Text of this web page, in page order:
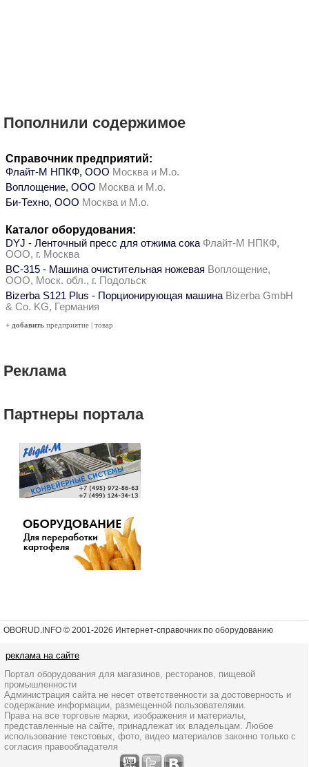
Пополнили содержимое
Справочник предприятий:
Флайт-М НПКФ, ООО Москва и М.о.
Воплощение, ООО Москва и М.о.
Би-Техно, ООО Москва и М.о.
Каталог оборудования:
DYJ - Ленточный пресс для отжима сока Флайт-М НПКФ,
ООО, г. Москва
ВС-315 - Машина очистительная ножевая Воплощение,
ООО, Моск. обл., г. Подольск
Bizerba S121 Plus - Порционирующая машина Bizerba GmbH
& Co. KG, Германия
+ добавить предприятие | товар
Реклама
Партнеры портала
OBORUD.INFO © 2001-2026 Интернет-справочник по оборудованию
реклама на сайте
Портал оборудования для магазинов, ресторанов, пищевой
промышленности
Администрация сайта не несет ответственности за достоверность и
содержание информации, размещенной пользователями.
Права на все торговые марки, изображения и материалы,
представленные на сайте, принадлежат их владельцам. Любое
использование текстовых, фото, видео материалов законно только с
согласия правообладателя